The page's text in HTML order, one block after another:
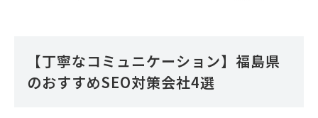
【丁寧なコミュニケーション】福島県
のおすすめSEO対策会社4選